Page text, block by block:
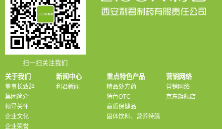
扫一扫关注我们
关于我们
董事长致辞
集团简介
领导关怀
企业文化
企业荣誉
新闻中心
利君新闻
重点特色产品
精品处方药
特色OTC
高质保健品
固体饮料、营养特膳
营销网络
营销网络
京东旗舰店